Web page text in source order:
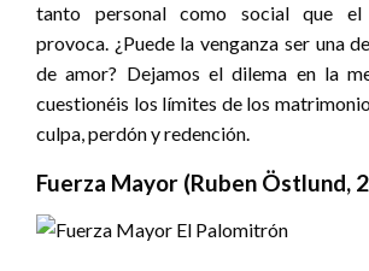
tanto personal como social que el
provoca. ¿Puede la venganza ser una
de amor? Dejamos el dilema en la
cuestionéis los límites de los
culpa, perdón y redención.
Fuerza Mayor (Ruben Östlund,